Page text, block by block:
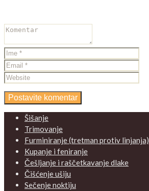
Šišanje
Trimovanje
Furminiranje (tretman protiv linjanja)
Kupanje i feniranje
Češljanje i raščetkavanje dlake
Čišćenje ušiju
Sečenje noktiju